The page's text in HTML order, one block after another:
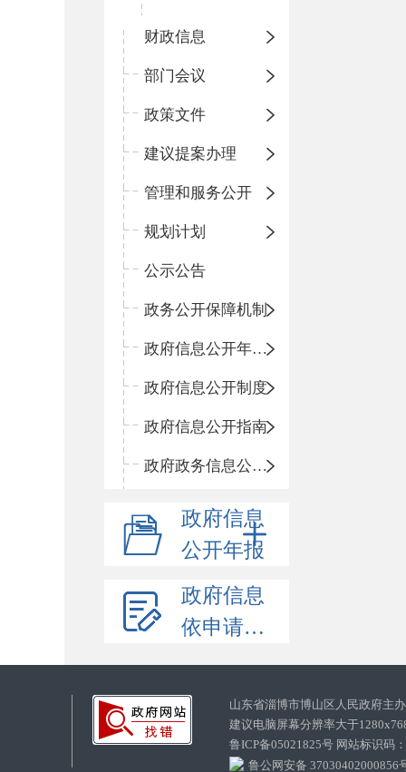
财政信息
部门会议
政策文件
建议提案办理
管理和服务公开
规划计划
公示公告
政务公开保障机制
政府信息公开年度报告
政府信息公开制度
政府信息公开指南
政府政务信息公开目录
政府信息
公开年报
政府信息
依申请公开
山东省淄博市博山区人民政府
建议电脑屏幕分辨率大于
鲁ICP备05021825号 网站标识码
鲁公网安备 37030402000856